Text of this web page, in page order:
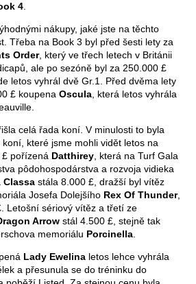
4.
nákupy, jaké jste na těchto
Třeba na Book 3 byl před šesti lety za
Order, který ve třech letech v Británii
ale po sezóně byl za 250.000 £
letos vyhrál dvě Gr.1. Před dvěma lety
£ koupena Oscula, která letos vyhrála
celá řada koní. V minulosti to byla
koní, které jsme mohli vidět letos na
pořízená Datthirey, která na Turf Gala
pôdohospodárstva a rozvoja vidieka
Classa stála 8.000 £, dražší byl vítěz
Josefa Dolejšího Rex Of Thunder,
Letošní sériový vítěz a třetí ze
Arrow stál 4.500 £, stejně tak
memoriálu Porcinella.
Lady Ewelina letos lehce vyhrála
a přesunula se do tréninku do